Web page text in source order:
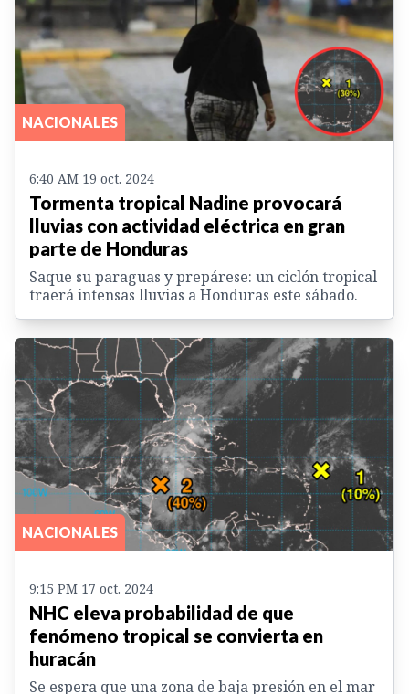
NACIONALES
6:40 AM 19 oct. 2024
Tormenta tropical Nadine provocará
lluvias con actividad eléctrica en gran
parte de Honduras
Saque su paraguas y prepárese: un ciclón tropical
traerá intensas lluvias a Honduras este sábado.
NACIONALES
9:15 PM 17 oct. 2024
NHC eleva probabilidad de que
fenómeno tropical se convierta en
huracán
Se espera que una zona de baja presión en el mar